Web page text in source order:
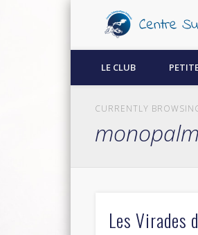
Découvrez la plongée sous-
LE CLUB
CURRENTLY
Les Virades